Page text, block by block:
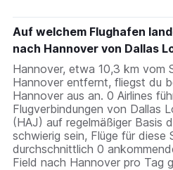
Auf welchem Flughafen
nach Hannover von Dallas
Hannover, etwa 10,3 km vom
Hannover entfernt, fliegst du
Hannover aus an. 0 Airlines
Flugverbindungen von Dallas
(HAJ) auf regelmäßiger Basis
schwierig sein, Flüge für
durchschnittlich 0
Field nach Hannover pro Tag